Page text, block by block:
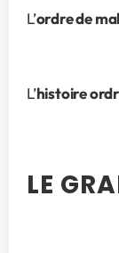
L’ordre de
L’histoire
LE